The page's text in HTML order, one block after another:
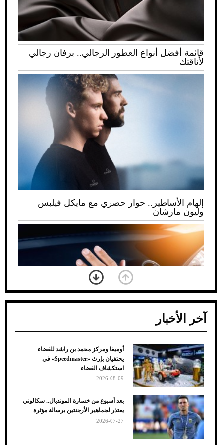
قائمة أفضل أنواع العطور الرجالي.. برفان رجالي
لأناقتك
إلهام الأساطير.. حوار حصري مع مايكل فيلبس
وليون مارشان
ضعف تبريد مكيف السيارة عند الوقوف.. أشهر
الأسباب والحلول
آخر الأخبار
أوميغا ومركز محمد بن راشد للفضاء
يحتفيان بإرث «Speedmaster» في
استكشاف الفضاء
2026-08-09
بعد أسبوع من خسارة المونديال.. سكالوني
يعتذر لجماهير الأرجنتين برسالة مؤثرة
2026-07-27